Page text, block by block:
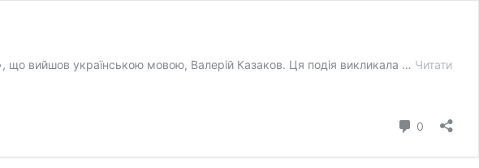
що вийшов українською мовою, Валерій Казаков. Ця подія викликала … Читати
0